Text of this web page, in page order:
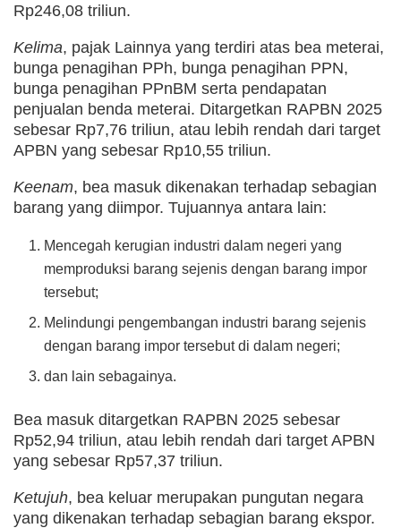
Rp246,08 triliun.
Kelima, pajak Lainnya yang terdiri atas bea meterai,
bunga penagihan PPh, bunga penagihan PPN,
bunga penagihan PPnBM serta pendapatan
penjualan benda meterai. Ditargetkan RAPBN 2025
sebesar Rp7,76 triliun, atau lebih rendah dari target
APBN yang sebesar Rp10,55 triliun.
Keenam, bea masuk dikenakan terhadap sebagian
barang yang diimpor. Tujuannya antara lain:
Mencegah kerugian industri dalam negeri yang
memproduksi barang sejenis dengan barang impor
tersebut;
Melindungi pengembangan industri barang sejenis
dengan barang impor tersebut di dalam negeri;
dan lain sebagainya.
Bea masuk ditargetkan RAPBN 2025 sebesar
Rp52,94 triliun, atau lebih rendah dari target APBN
yang sebesar Rp57,37 triliun.
Ketujuh, bea keluar merupakan pungutan negara
yang dikenakan terhadap sebagian barang ekspor.